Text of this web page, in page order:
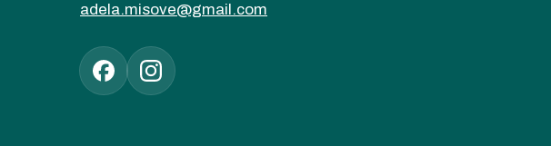
adela.misove@gmail.com